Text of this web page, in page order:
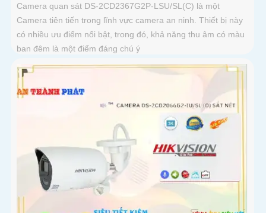
Camera quan sát DS-2CD2367G2P-LSU/SL(C) là một
Camera tiên tiến trong lĩnh vực camera an ninh. Thiết bị này
có nhiều ưu điểm nổi bật, trong đó, khả năng thu âm có màu
ban đêm là một điểm đáng chú ý